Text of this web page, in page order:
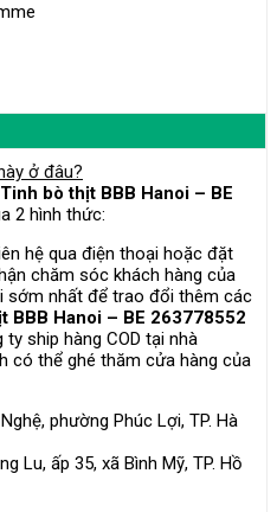
ở đâu?
Tinh bò thịt BBB Hanoi – BE
2 hình thức:
hệ qua điện thoại hoặc đặt
chăm sóc khách hàng của
sớm nhất để trao đổi thêm các
BBB Hanoi – BE 263778552
ship hàng COD tại nhà
có thể ghé thăm cửa hàng của
phường Phúc Lợi, TP. Hà
Lu, ấp 35, xã Bình Mỹ, TP. Hồ